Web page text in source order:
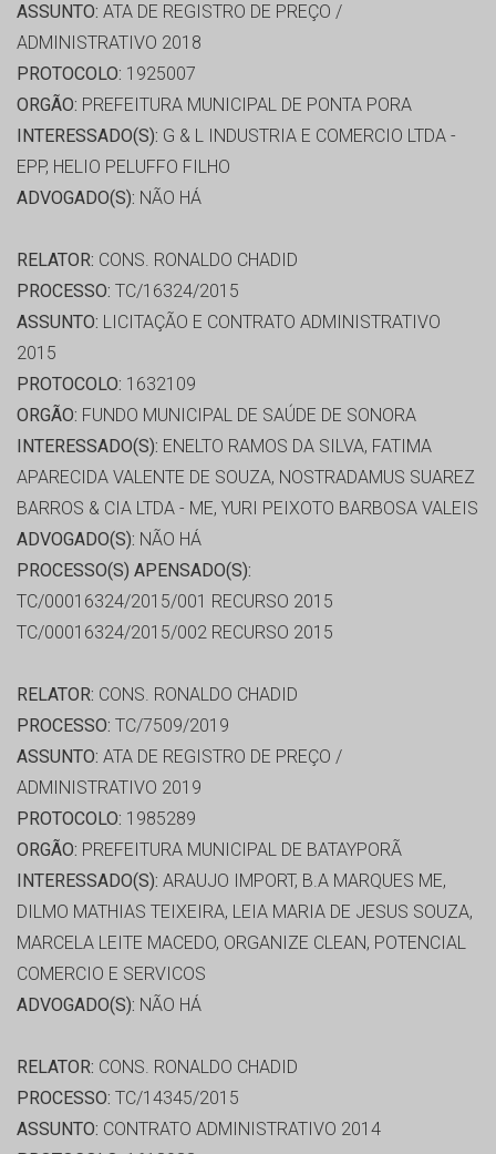
ASSUNTO: ATA DE REGISTRO DE PREÇO /
ADMINISTRATIVO 2018
PROTOCOLO: 1925007
ORGÃO: PREFEITURA MUNICIPAL DE PONTA PORA
INTERESSADO(S): G & L INDUSTRIA E COMERCIO LTDA -
EPP, HELIO PELUFFO FILHO
ADVOGADO(S): NÃO HÁ
RELATOR: CONS. RONALDO CHADID
PROCESSO: TC/16324/2015
ASSUNTO: LICITAÇÃO E CONTRATO ADMINISTRATIVO
2015
PROTOCOLO: 1632109
ORGÃO: FUNDO MUNICIPAL DE SAÚDE DE SONORA
INTERESSADO(S): ENELTO RAMOS DA SILVA, FATIMA
APARECIDA VALENTE DE SOUZA, NOSTRADAMUS SUAREZ
BARROS & CIA LTDA - ME, YURI PEIXOTO BARBOSA VALEIS
ADVOGADO(S): NÃO HÁ
PROCESSO(S) APENSADO(S):
TC/00016324/2015/001 RECURSO 2015
TC/00016324/2015/002 RECURSO 2015
RELATOR: CONS. RONALDO CHADID
PROCESSO: TC/7509/2019
ASSUNTO: ATA DE REGISTRO DE PREÇO /
ADMINISTRATIVO 2019
PROTOCOLO: 1985289
ORGÃO: PREFEITURA MUNICIPAL DE BATAYPORÃ
INTERESSADO(S): ARAUJO IMPORT, B.A MARQUES ME,
DILMO MATHIAS TEIXEIRA, LEIA MARIA DE JESUS SOUZA,
MARCELA LEITE MACEDO, ORGANIZE CLEAN, POTENCIAL
COMERCIO E SERVICOS
ADVOGADO(S): NÃO HÁ
RELATOR: CONS. RONALDO CHADID
PROCESSO: TC/14345/2015
ASSUNTO: CONTRATO ADMINISTRATIVO 2014